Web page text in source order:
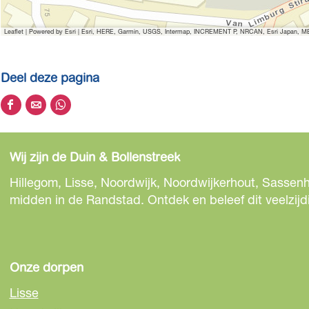
Leaflet |Powered by Esri | Esri, HERE, Garmin, USGS, Intermap, INCREMENT P, NRCAN, Esri Japan,
Deel deze pagina
D
e
l
d
e
a
g
i
D
e
l
d
e
a
i
D
e
l
d
e
a
Wij zijn de Duin & Bollenstreek
Hillegom, Lisse, Noordwijk, Noordwijkerhout,
midden in de Randstad. Ontdek en beleef dit
Onze dorpen
Lisse